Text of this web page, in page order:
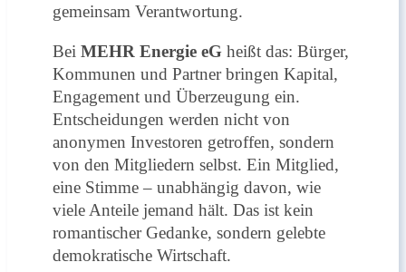
gemeinsam Verantwortung.
Bei MEHR Energie eG heißt das: Bürger,
Kommunen und Partner bringen Kapital,
Engagement und Überzeugung ein.
Entscheidungen werden nicht von
anonymen Investoren getroffen, sondern
von den Mitgliedern selbst. Ein Mitglied,
eine Stimme – unabhängig davon, wie
viele Anteile jemand hält. Das ist kein
romantischer Gedanke, sondern gelebte
demokratische Wirtschaft.